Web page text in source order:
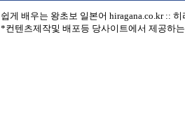
쉽게 배우는 왕초보 일본어 hiragana.co.kr ::
*컨텐츠제작및 배포등 당사이트에서 제공하